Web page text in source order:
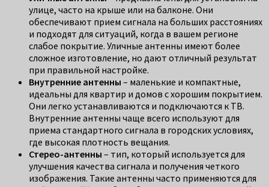
улице, часто на крыше или на балконе. Они
обеспечивают прием сигнала на больших расстояниях
и подходят для ситуаций, когда в вашем регионе
слабое покрытие. Уличные антенны имеют более
сложное изготовление, но дают отличный результат
при правильной настройке.
Внутренние антенны – маленькие и компактные,
идеальны для квартир и домов с хорошим покрытием.
Они легко устанавливаются и подключаются к ТВ.
Внутренние антенны чаще всего используют для
приема стандартного сигнала в городских условиях,
где высокая плотность вещания.
Стерео-антенны – тип, который используется для
улучшения качества сигнала и получения четкого
изображения. Такие антенны часто применяются для